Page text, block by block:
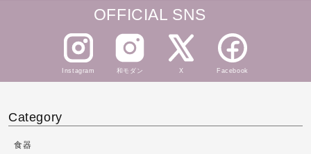
OFFICIAL SNS
Instagram 和モダン X Facebook
Category
食器